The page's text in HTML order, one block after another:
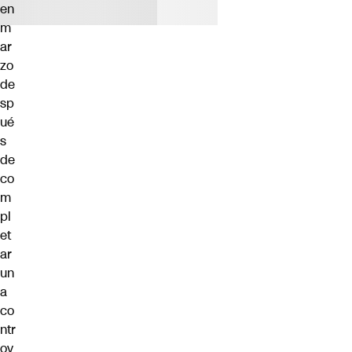
en
m
ar
zo
de
sp
ué
s
de
co
m
pl
et
ar
un
a
co
ntr
ov